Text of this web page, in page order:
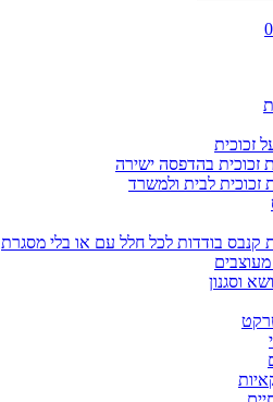
0
זכוכית
זכוכית בהדפסה ישירה
זכוכית לבית ולמשרד
קנבס בודדות לכל חלל עם או בלי מסגרת
וסגנון